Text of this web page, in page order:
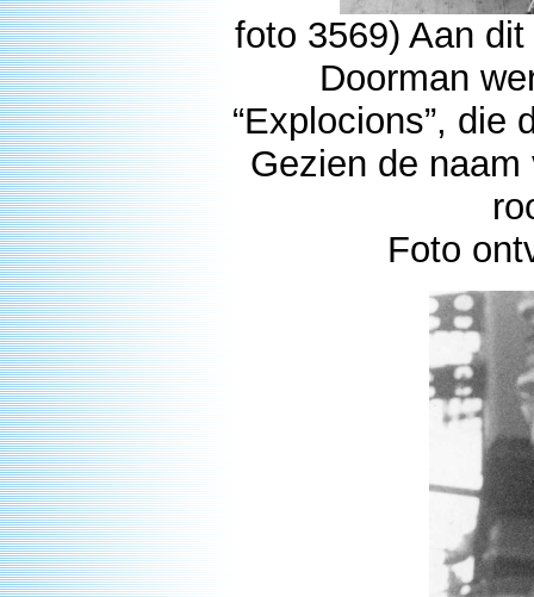
foto 3569) Aan
Doorman
“Explocions”, die
Gezien de
Foto